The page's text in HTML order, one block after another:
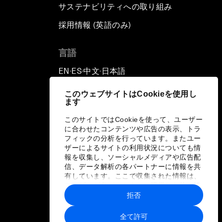
このウェブサイトはCookieを使用し
ます
このサイトではCookieを使って、ユーザー
に合わせたコンテンツや広告の表示、トラ
フィックの分析を行っています。またユー
ザーによるサイトの利用状況についても情
報を収集し、ソーシャルメディアや広告配
信、データ解析の各パートナーに情報を共
有しています。ここで収集された情報は、
ユーザーが各パートナーに提供した他の情
報や各パートナーのサービスを使用した際
に収集された情報と組み合わされ、各パー
トナーによって使用されることがありま
全て許可
拒否
サステナビリティへの取り組み
採用情報 (英語のみ)
言語
EN ▪ ES▪中文▪ 日本語